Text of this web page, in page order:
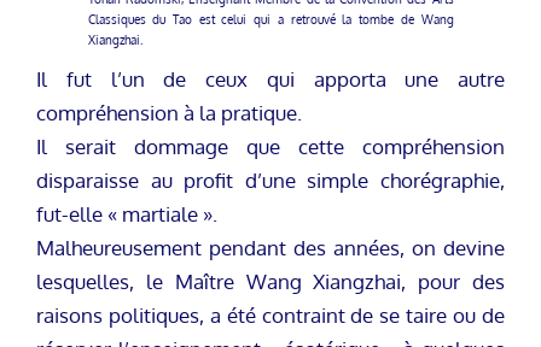
Classiques du Tao est celui qui a retrouvé la tombe de Wang
Xiangzhai.
Il fut l’un de ceux qui apporta une autre
compréhension à la pratique.
Il serait dommage que cette compréhension
disparaisse au profit d’une simple chorégraphie,
fut-elle « martiale ».
Malheureusement pendant des années, on devine
lesquelles, le Maître Wang Xiangzhai, pour des
raisons politiques, a été contraint de se taire ou de